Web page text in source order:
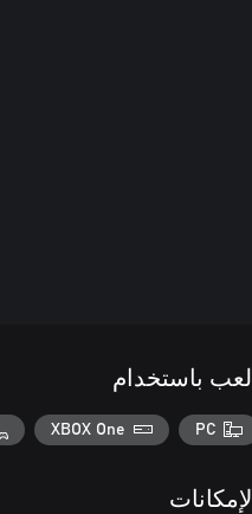
العب باستخدام
PC
XBOX One
الإمكانات